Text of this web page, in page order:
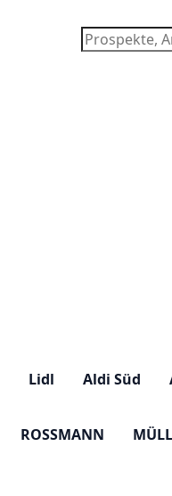
Suchen
Lidl Aldi Süd
ROSSMANN